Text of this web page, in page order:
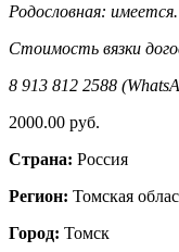
Родословная: имеется.
Стоимость вязки
8 913 812 2588
2000.00 руб.
Страна: Россия
Регион: Томская
Город: Томск